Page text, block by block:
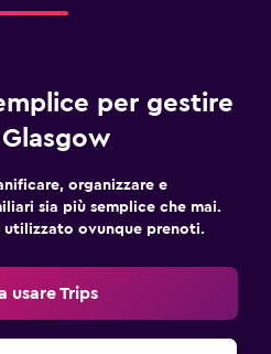
per gestire
organizzare e
sia più semplice che mai.
utilizzato ovunque prenoti.
usare Trips